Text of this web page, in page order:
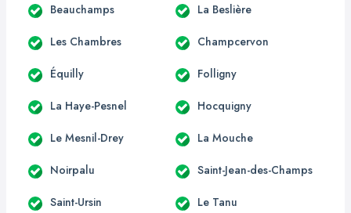
Beauchamps La Beslière
Les Chambres Champcervon
Équilly Folligny
La Haye-Pesnel Hocquigny
Le Mesnil-Drey La Mouche
Noirpalu Saint-Jean-des-Champs
Saint-Ursin Le Tanu